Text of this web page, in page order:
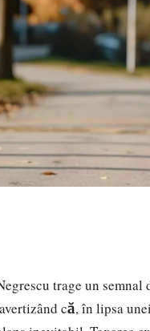
trage un
că, în lipsa